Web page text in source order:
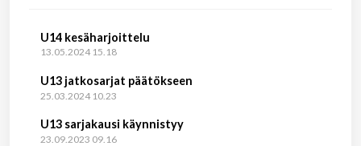
U14 kesäharjoittelu
13.05.2024 15.18
U13 jatkosarjat päätökseen
25.03.2024 10.23
U13 sarjakausi käynnistyy
23.09.2023 09.16